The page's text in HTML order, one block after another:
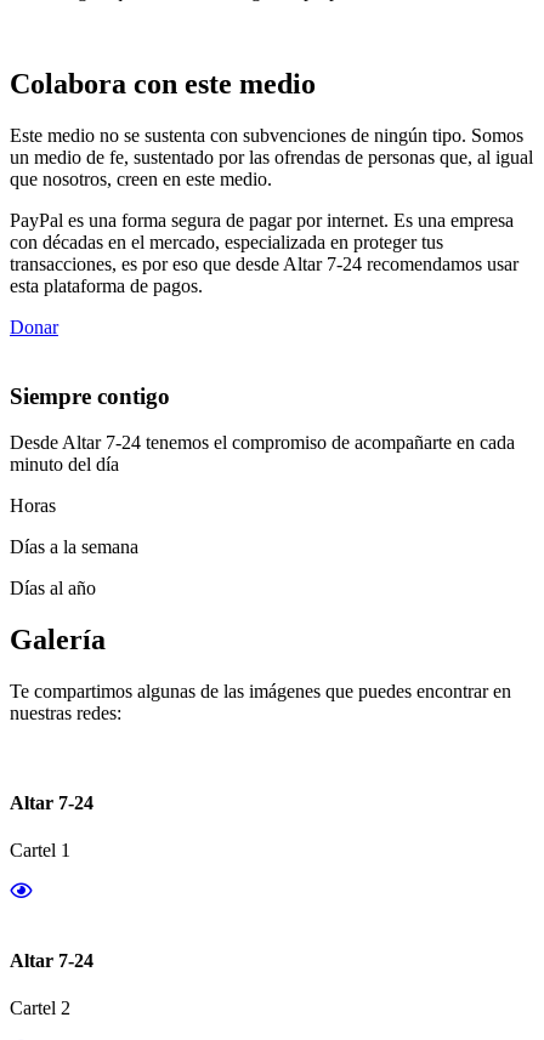
Colabora con este medio
Este medio no se sustenta con subvenciones de ningún tipo. Somos
un medio de fe, sustentado por las ofrendas de personas que, al igual
que nosotros, creen en este medio.
PayPal es una forma segura de pagar por internet. Es una empresa
con décadas en el mercado, especializada en proteger tus
transacciones, es por eso que desde Altar 7-24 recomendamos usar
esta plataforma de pagos.
Donar
Siempre contigo
Desde Altar 7-24 tenemos el compromiso de acompañarte en cada
minuto del día
Horas
Días a la semana
Días al año
Galería
Te compartimos algunas de las imágenes que puedes encontrar en
nuestras redes:
Altar 7-24
Cartel 1
Altar 7-24
Cartel 2